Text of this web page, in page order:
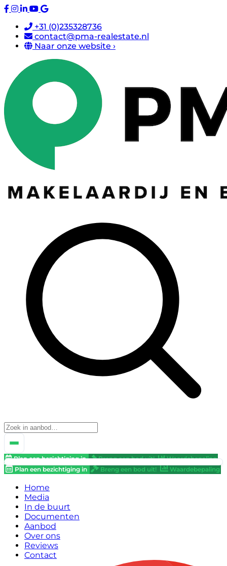
+31 (0)235328736
contact@pma-realestate.nl
Naar onze website ›
Plan een bezichtiging in Breng een bod uit!
Waardebepaling
Plan een bezichtiging in
Breng een bod uit! Waardebepaling
Home
Media
In de buurt
Documenten
Aanbod
Over ons
Reviews
Contact